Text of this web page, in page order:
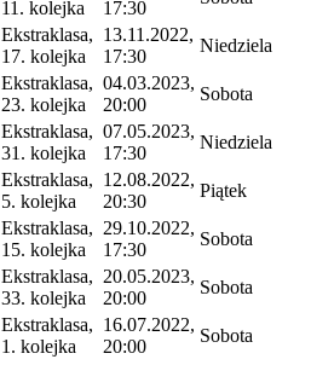
11. kolejka
17:30
Ekstraklasa,
17. kolejka
13.11.2022,
17:30
Niedziela
Ekstraklasa,
23. kolejka
04.03.2023,
20:00
Sobota
Ekstraklasa,
31. kolejka
07.05.2023,
17:30
Niedziela
Ekstraklasa,
5. kolejka
12.08.2022,
20:30
Piątek
Ekstraklasa,
15. kolejka
29.10.2022,
17:30
Sobota
Ekstraklasa,
33. kolejka
20.05.2023,
20:00
Sobota
Ekstraklasa,
1. kolejka
16.07.2022,
20:00
Sobota